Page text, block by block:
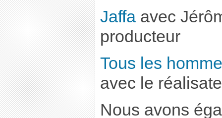
Jaffaavec
producteur
Tous les
avec le
Nous avons